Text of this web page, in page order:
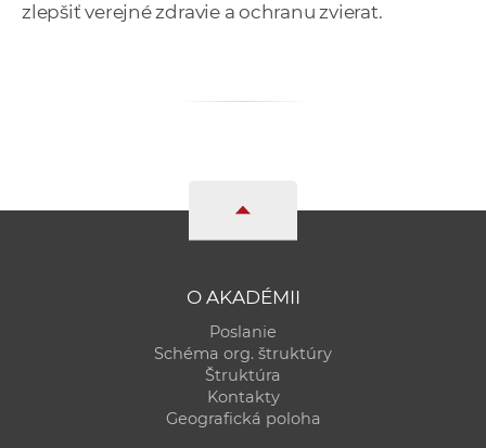
zlepšiť verejné zdravie a ochranu zvierat.
O AKADÉMII
Poslanie
Schéma org. štruktúry
Štruktúra
Kontakty
Geografická poloha